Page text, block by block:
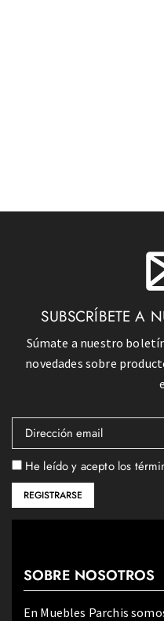
SUBSCRÍBETE A
Súmate a nuestro
novedades sobre
He leído y acepto los
SOBRE NOSOTROS
En Muebles Parchis